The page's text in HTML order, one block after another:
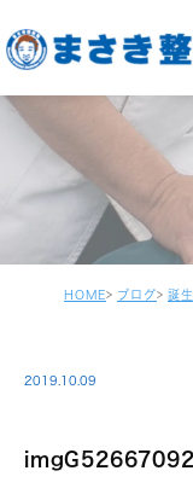
HOME ブログ 誕
2019.10.09